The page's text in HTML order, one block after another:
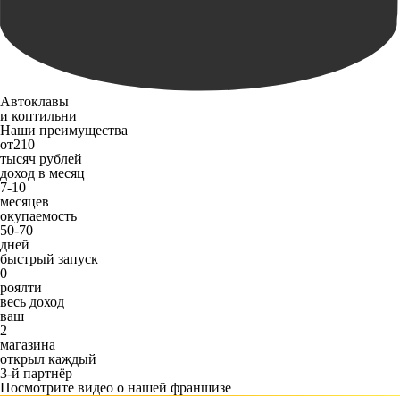
Автоклавы
и коптильни
Наши преимущества
от210
тысяч рублей
доход в месяц
7-10
месяцев
окупаемость
50-70
дней
быстрый запуск
0
роялти
весь доход
ваш
2
магазина
открыл каждый
3-й партнёр
Посмотрите видео о нашей франшизе